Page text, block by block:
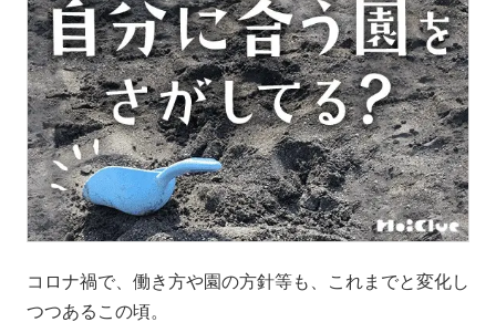
コロナ禍で、働き方や園の方針等も、これまでと変化し
つつあるこの頃。